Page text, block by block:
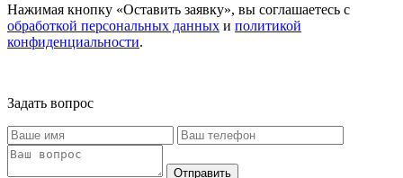
Нажимая кнопку «Оставить заявку», вы соглашаетесь с
обработкой персональных данных и политикой
конфиденциальности.
Задать вопрос
Отправить